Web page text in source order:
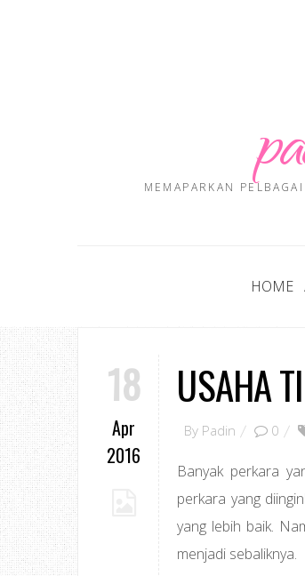
MEMAPARKAN
HOME
18
Apr
2016
USAHA
By Padin 0
Banyak perkara
perkara yang
yang lebih baik.
menjadi sebaliknya.